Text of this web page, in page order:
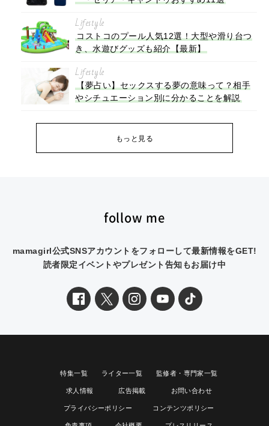
Lifestyle
コストコのプール人気12選！大型や滑り台つ
き、水遊びグッズも紹介【最新】
Lifestyle
【夢占い】セックスする夢の意味って？相手
やシチュエーション別に分かることを解説
もっと見る
follow me
mamagirl公式SNSアカウントをフォローして最新情報をGET!
読者限定イベントやプレゼント告知もお届け中
特集一覧 ライター一覧 監修者・専門家一覧
求人情報 広告掲載 お問い合わせ
プライバシーポリシー コンテンツポリシー